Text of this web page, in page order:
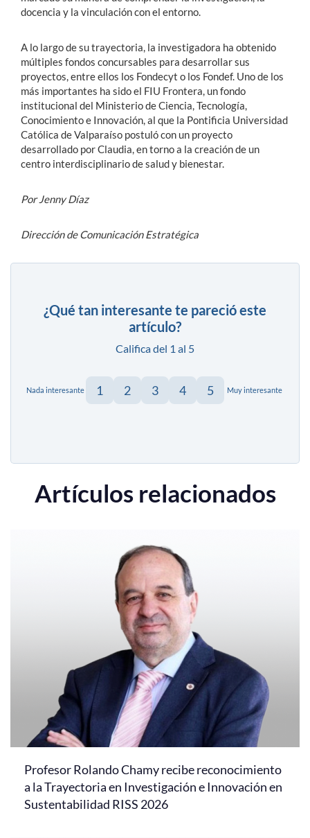
docencia y la vinculación con el entorno.
A lo largo de su trayectoria, la investigadora ha obtenido
múltiples fondos concursables para desarrollar sus
proyectos, entre ellos los Fondecyt o los Fondef. Uno de los
más importantes ha sido el FIU Frontera, un fondo
institucional del Ministerio de Ciencia, Tecnología,
Conocimiento e Innovación, al que la Pontificia Universidad
Católica de Valparaíso postuló con un proyecto
desarrollado por Claudia, en torno a la creación de un
centro interdisciplinario de salud y bienestar.
Por Jenny Díaz
Dirección de Comunicación Estratégica
¿Qué tan interesante te pareció este
artículo?
Califica del 1 al 5
Nada interesante 1 2 3 4 5 Muy interesante
Artículos relacionados
Profesor Rolando Chamy recibe reconocimiento
a la Trayectoria en Investigación e Innovación en
Sustentabilidad RISS 2026